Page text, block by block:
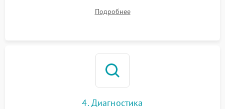
Подробнее
4. Диагностика